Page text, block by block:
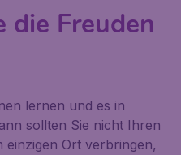
die Freuden
lernen und es in
sollten Sie nicht Ihren
einzigen Ort verbringen,